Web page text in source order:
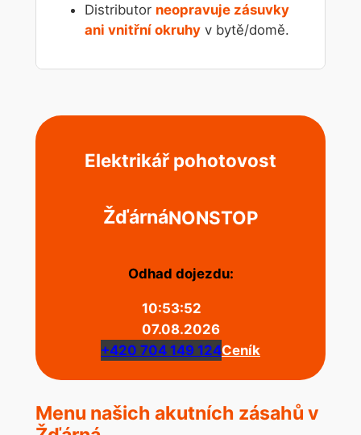
Distributor neopravuje zásuvky
ani vnitřní okruhy v bytě/domě.
Elektrikář pohotovost
ŽďárnáNONSTOP
Odhad dojezdu:
10:53:52
07.08.2026
+420 704 149 124Ceník
Menu našich akutních zásahů v